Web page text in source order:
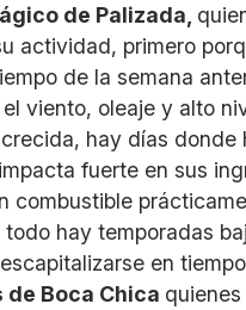
de Palizada,
actividad, primero
de la semana
viento, oleaje y alto
hay días donde
fuerte en sus
combustible
hay temporadas
en
Boca Chica